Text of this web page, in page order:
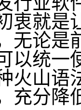
衷就是
无论是
以统一
火山语
充分降